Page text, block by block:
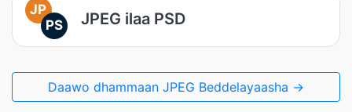
JP
PS
JPEG ilaa PSD
Daawo dhammaan JPEG Beddelayaasha →